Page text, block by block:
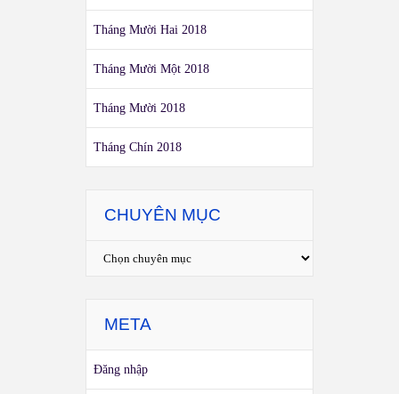
Tháng Mười Hai 2018
Tháng Mười Một 2018
Tháng Mười 2018
Tháng Chín 2018
CHUYÊN MỤC
META
Đăng nhập